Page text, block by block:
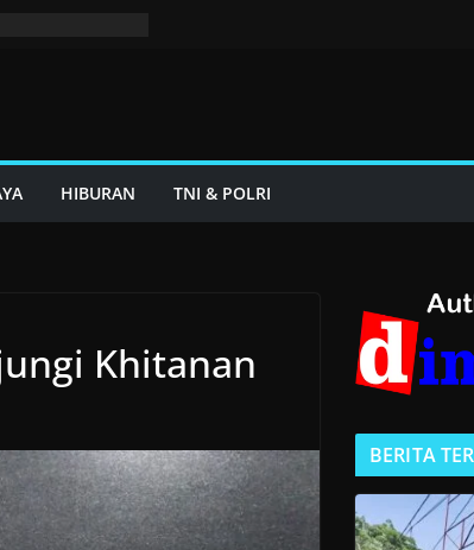
HIBURAN TNI & POLRI
Khitanan
BERITA